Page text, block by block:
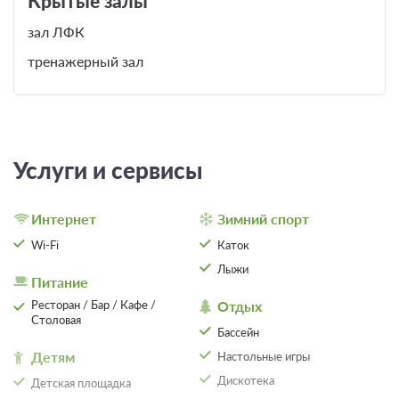
- заболевания пищевода:
- ахалазия кардиальной части
- гастроэзофагеальный рефлюкс
Заболевания кожи:
- аллергические кожные заболевания
(аллергодерматозы)::
- аллергический контактный дерматит,
- пуриго (почесуха)
- ультратонотерапия
- электросон
- электростимуляция
- электрофорез лекарственный
- лечебные ванны::
- 4-х камерные ванны
- ароматические ванны
- гидромассажные ванны
- пантовые ванны
- скипидарные ванны
зал ЛФК
тренажерный зал
Услуги и сервисы
Интернет
Wi-Fi
Питание
Ресторан / Бар / Кафе /
Столовая
Детям
Детская площадка
Зимний спорт
Каток
Лыжи
Отдых
Бассейн
Настольные игры
Дискотека